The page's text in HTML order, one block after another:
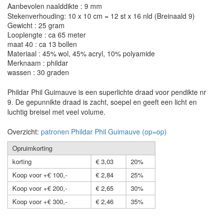
Aanbevolen naalddikte : 9 mm
Stekenverhouding: 10 x 10 cm = 12 st x 16 nld (Breinaald 9)
Gewicht : 25 gram
Looplengte : ca 65 meter
maat 40 : ca 13 bollen
Materiaal : 45% wol, 45% acryl, 10% polyamide
Merknaam : phildar
wassen : 30 graden
Phildar Phil Guimauve is een superlichte draad voor pendikte nr
9. De gepunnikte draad is zacht, soepel en geeft een licht en
luchtig breisel met veel volume.
Overzicht: patronen Phildar Phil Guimauve (op=op)
Opruimkorting
korting
€ 3,03
20%
Koop voor +€ 100,-
€ 2,84
25%
Koop voor +€ 200,-
€ 2,65
30%
Koop voor +€ 300,-
€ 2,46 35%